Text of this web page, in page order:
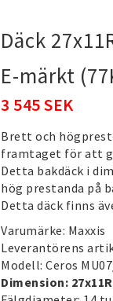
Däck
E-märkt
3 545 SEK
Brett och
framtaget för att
Detta bakdäck i
hög prestanda på
Detta däck finns
Varumärke: Maxxis
Leverantörens
Modell: Ceros
Dimension: